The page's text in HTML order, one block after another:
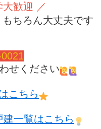
歓迎 ／
もちろん大丈夫です
せください
こちら
一覧はこちら